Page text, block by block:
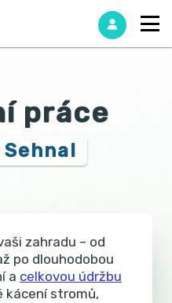
práce
zahradu – od
po dlouhodobou
a celkovou údržbu
kácení stromů,